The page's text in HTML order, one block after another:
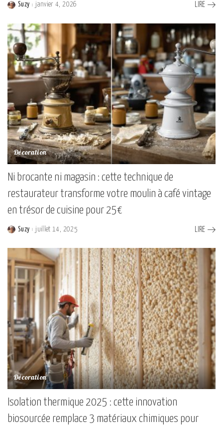
Posted
Suzy janvier 4, 2026 LIRE
Décoration
Ni brocante ni magasin : cette technique de
restaurateur transforme votre moulin à café vintage
en trésor de cuisine pour 25€
Posted
Suzy juillet 14, 2025 LIRE
Décoration
Isolation thermique 2025 : cette innovation
biosourcée remplace 3 matériaux chimiques pour